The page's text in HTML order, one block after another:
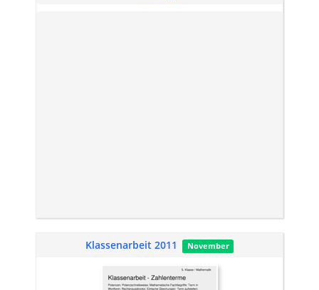
Klassenarbeit 2011 November